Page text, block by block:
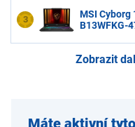
3
MSI Cyborg
B13WFKG-
Zobrazit
Máte aktivní